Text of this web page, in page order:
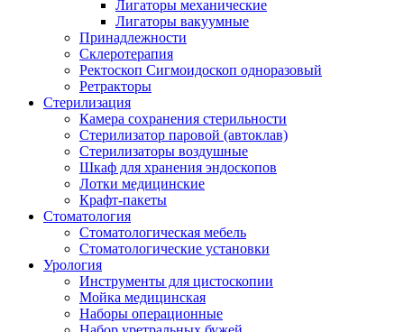
Лигаторы механические
Лигаторы вакуумные
Принадлежности
Склеротерапия
Ректоскоп Сигмоидоскоп одноразовый
Ретракторы
Стерилизация
Камера сохранения стерильности
Стерилизатор паровой (автоклав)
Стерилизаторы воздушные
Шкаф для хранения эндоскопов
Лотки медицинские
Крафт-пакеты
Стоматология
Стоматологическая мебель
Стоматологические установки
Урология
Инструменты для цистоскопии
Мойка медицинская
Наборы операционные